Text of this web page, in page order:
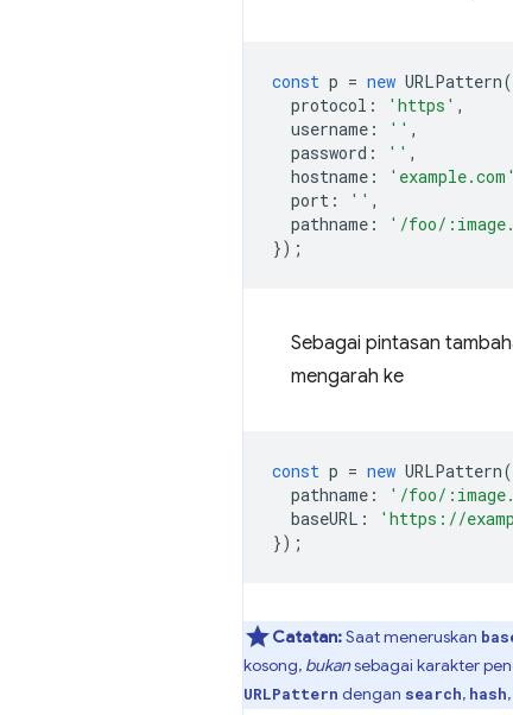
const p = new URLPattern
protocol : 'https' ,
username : '' ,
password : '' ,
hostname : 'example.com'
port : '' ,
pathname : '/foo/
});
Sebagai pintasan
mengarah ke
const p = new URLPattern
pathname : '/foo/
baseURL : 'https://
});
Catatan:Saat meneruskan
kosong, bukansebagai karakter
URLPattern dengan search, hash